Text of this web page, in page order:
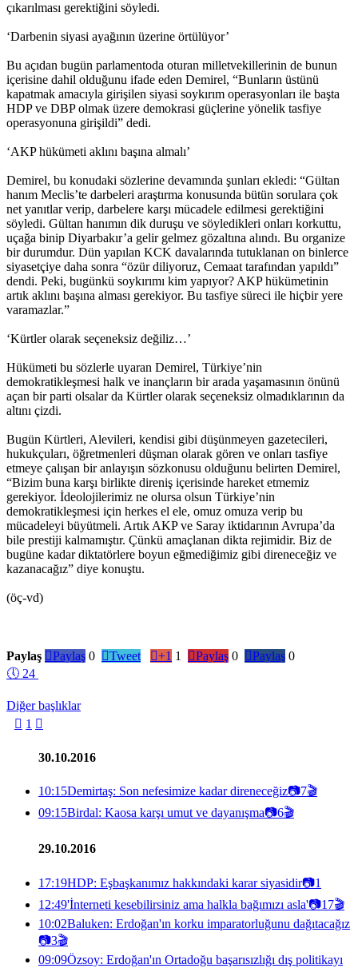
çıkarılması gerektiğini söyledi.
‘Darbenin siyasi ayağının üzerine örtülüyor’
Bu açıdan bugün parlamentoda oturan milletvekillerinin de bunun
içerisine dahil olduğunu ifade eden Demirel, “Bunların üstünü
kapatmak amacıyla girişilen siyasi soykırım operasyonları ile başta
HDP ve DBP olmak üzere demokrasi güçlerine yönelik tasfiye
operasyonuna girişildi” dedi.
‘AKP hükümeti aklını başına almalı’
Demirel, bu konudaki sözlerine devamında şunları ekledi: “Gültan
hanım Meclis’te darbeleri araştırma konusunda bütün sorulara çok
net yanıtlar verip, darbelere karşı mücadele edilmesi gerektiğini
söyledi. Gültan hanımın dik duruşu ve söyledikleri onları korkuttu,
uçağa binip Diyarbakır’a gelir gelmez gözaltına alındı. Bu organize
bir durumdur. Dün yapılan KCK davalarında tutuklanan on binlerce
siyasetçiye daha sonra “özür diliyoruz, Cemaat tarafından yapıldı”
dendi. Peki, bugünkü soykırımı kim yapıyor? AKP hükümetinin
artık aklını başına alması gerekiyor. Bu tasfiye süreci ile hiçbir yere
varamazlar.”
‘Kürtler olarak seçeneksiz değiliz…’
Hükümeti bu sözlerle uyaran Demirel, Türkiye’nin
demokratikleşmesi halk ve inançların bir arada yaşamasının önünü
açan bir parti olsalar da Kürtler olarak seçeneksiz olmadıklarının da
altını çizdi.
Bugün Kürtleri, Alevileri, kendisi gibi düşünmeyen gazetecileri,
hukukçuları, öğretmenleri düşman olarak gören ve onları tasfiye
etmeye çalışan bir anlayışın sözkonusu olduğunu belirten Demirel,
“Bizim buna karşı birlikte direniş içerisinde hareket etmemiz
gerekiyor. İdeolojilerimiz ne olursa olsun Türkiye’nin
demokratikleşmesi için herkes el ele, omuz omuza verip bu
mücadeleyi büyütmeli. Artık AKP ve Saray iktidarının Avrupa’da
bile prestiji kalmamıştır. Çünkü amaçlanan dikta rejimidir. Biz de
bugüne kadar diktatörlere boyun eğmediğimiz gibi direneceğiz ve
kazanacağız” diye konuştu.
(öç-vd)
Paylaş Paylaş 0 Tweet +1 1 Paylaş 0 Paylaş 0
🕔 24
Diğer başlıklar
 1 
30.10.2016
10:15Demirtaş: Son nefesimize kadar direneceğiz📷7🎬
09:15Birdal: Kaosa karşı umut ve dayanışma📷6🎬
29.10.2016
17:19HDP: Eşbaşkanımız hakkındaki karar siyasidir📷1
12:49'İnterneti kesebilirsiniz ama halkla bağımızı asla'📷17🎬
10:02Baluken: Erdoğan'ın korku imparatorluğunu dağıtacağız
📷3🎬
09:09Özsoy: Erdoğan'ın Ortadoğu başarısızlığı dış politikayı